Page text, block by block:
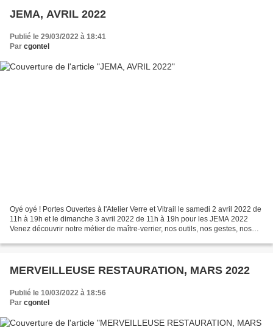
JEMA, AVRIL 2022
Publié le 29/03/2022 à 18:41
Par cgontel
Oyé oyé ! Portes Ouvertes à l'Atelier Verre et Vitrail le samedi 2 avril 2022 de
11h à 19h et le dimanche 3 avril 2022 de 11h à 19h pour les JEMA 2022
Venez découvrir notre métier de maître-verrier, nos outils, nos gestes, nos
MERVEILLEUSE RESTAURATION, MARS 2022
Publié le 10/03/2022 à 18:56
Par cgontel